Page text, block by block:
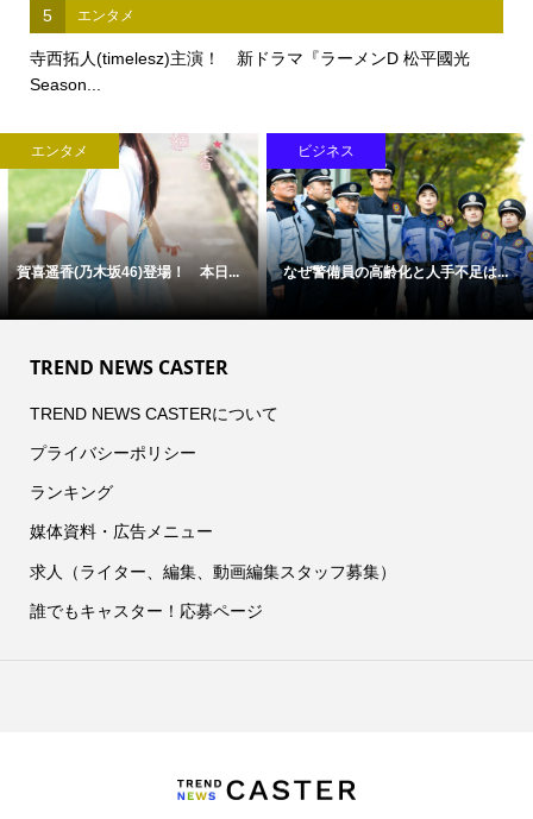
5 エンタメ
寺西拓人(timelesz)主演！ 新ドラマ『ラーメンD 松平國光
Season...
エンタメ
賀喜遥香(乃木坂46)登場！ 本日...
ビジネス
なぜ警備員の高齢化と人手不足は...
TREND NEWS CASTER
TREND NEWS CASTERについて
プライバシーポリシー
ランキング
媒体資料・広告メニュー
求人（ライター、編集、動画編集スタッフ募集）
誰でもキャスター！応募ページ